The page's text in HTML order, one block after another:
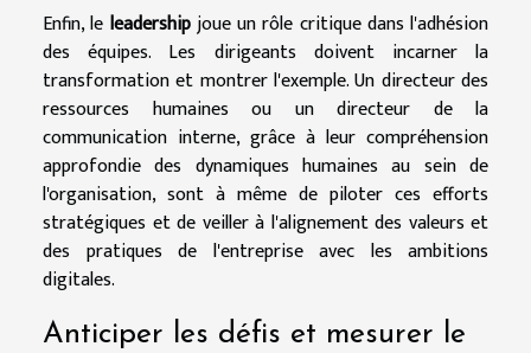
Enfin, le leadershipjoue un rôle critique dans l'adhésion
des équipes. Les dirigeants doivent incarner la
transformation et montrer l'exemple. Un directeur des
ressources humaines ou un directeur de la
communication interne, grâce à leur compréhension
approfondie des dynamiques humaines au sein de
l'organisation, sont à même de piloter ces efforts
stratégiques et de veiller à l'alignement des valeurs et
des pratiques de l'entreprise avec les ambitions
digitales.
Anticiper les défis et mesurer le